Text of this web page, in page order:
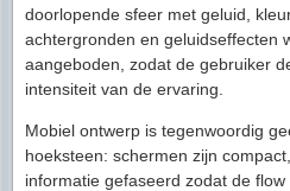
doorlopende sfeer met geluid,
achtergronden en geluidseffecten
aangeboden, zodat de gebruiker
intensiteit van de ervaring.
Mobiel ontwerp is tegenwoordig
hoeksteen: schermen zijn
informatie gefaseerd zodat de